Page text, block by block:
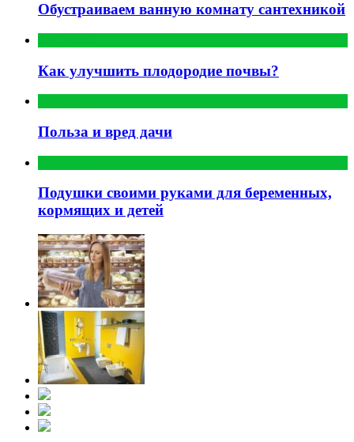
Обустраиваем ванную комнату сантехникой
Как улучшить плодородие почвы?
Польза и вред дачи
Подушки своими руками для беременных,
кормящих и детей